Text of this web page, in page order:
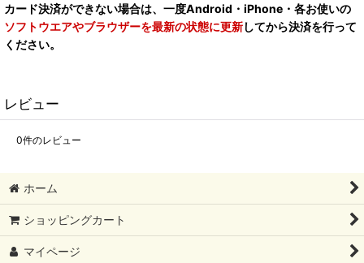
カード決済ができない場合は、一度Android・iPhone・各お使いの
ソフトウエアやブラウザーを最新の状態に更新してから決済を行って
ください。
レビュー
0件のレビュー
ホーム
ショッピングカート
マイページ